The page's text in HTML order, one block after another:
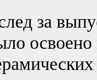
за
освоено